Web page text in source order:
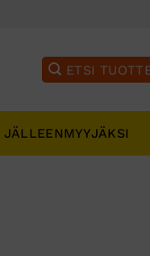
JÄLLEENMYYJÄKSI